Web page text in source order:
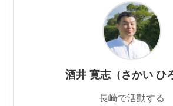
酒井 寛志（さかい ひ
長崎で活動する